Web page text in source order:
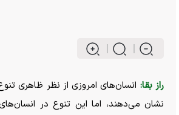
راز بقا: انسان‌های امروزی از نظر ظاهری
نشان می‌دهند، اما این تنوع در